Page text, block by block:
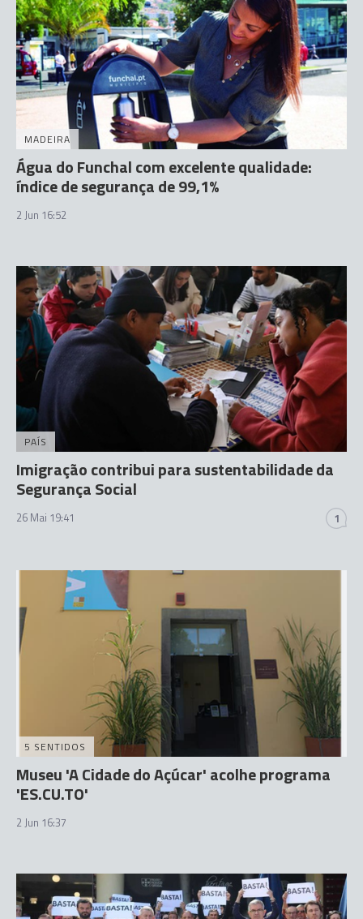
MADEIRA
Água do Funchal com excelente qualidade:
índice de segurança de 99,1%
2 Jun 16:52
PAÍS
Imigração contribui para sustentabilidade da
Segurança Social
26 Mai 19:41 1
5 SENTIDOS
Museu 'A Cidade do Açúcar' acolhe programa
'ES.CU.TO'
2 Jun 16:37